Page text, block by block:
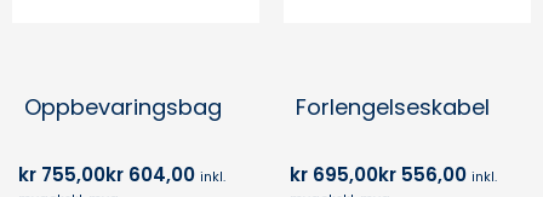
Oppbevaringsbag
kr 755,00kr 604,00 inkl.
Forlengelseskabel
kr 695,00kr 556,00 inkl.